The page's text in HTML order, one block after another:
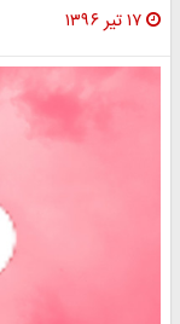
۱۷ تیر ۱۳۹۶